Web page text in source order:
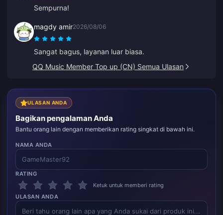
Sempurna!
magdy amir2026/08/06
Sangat bagus, layanan luar biasa.
QQ Music Member Top up (CN) Semua Ulasan
ULASAN ANDA
Bagikan pengalaman Anda
Bantu orang lain dengan memberikan rating singkat di bawah ini.
NAMA ANDA
RATING
Ketuk untuk memberi rating
ULASAN ANDA